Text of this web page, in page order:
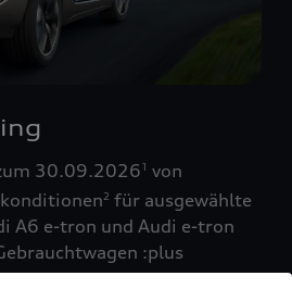
30.09.20261 von
2 für ausgewählte
A6 e-tron und Audi e-tron
:plus